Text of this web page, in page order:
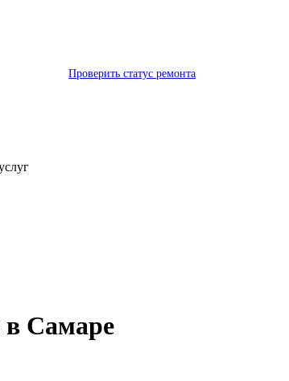
Проверить статус ремонта
в Самаре